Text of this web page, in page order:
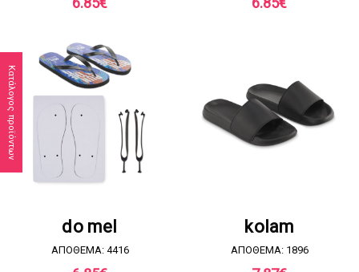
Κατάλογος προϊόντων
do mel
ΑΠΟΘΕΜΑ: 4416
kolam
ΑΠΟΘΕΜΑ: 1896